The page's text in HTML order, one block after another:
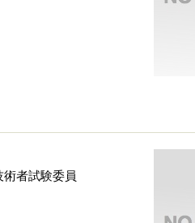
者試験委員